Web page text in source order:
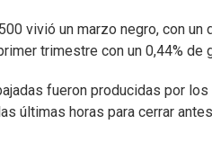
vivió un marzo negro, con
trimestre con un 0,44% de
fueron producidas por
últimas horas para cerrar